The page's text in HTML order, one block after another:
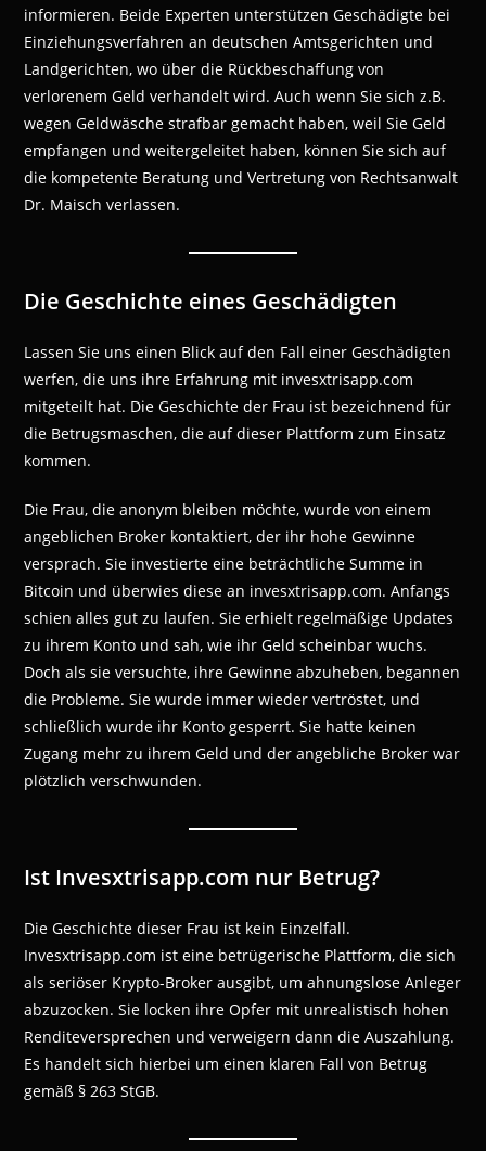
informieren. Beide Experten unterstützen Geschädigte bei
Einziehungsverfahren an deutschen Amtsgerichten und
Landgerichten, wo über die Rückbeschaffung von
verlorenem Geld verhandelt wird. Auch wenn Sie sich z.B.
wegen Geldwäsche strafbar gemacht haben, weil Sie Geld
empfangen und weitergeleitet haben, können Sie sich auf
die kompetente Beratung und Vertretung von Rechtsanwalt
Dr. Maisch verlassen.
Die Geschichte eines Geschädigten
Lassen Sie uns einen Blick auf den Fall einer Geschädigten
werfen, die uns ihre Erfahrung mit invesxtrisapp.com
mitgeteilt hat. Die Geschichte der Frau ist bezeichnend für
die Betrugsmaschen, die auf dieser Plattform zum Einsatz
kommen.
Die Frau, die anonym bleiben möchte, wurde von einem
angeblichen Broker kontaktiert, der ihr hohe Gewinne
versprach. Sie investierte eine beträchtliche Summe in
Bitcoin und überwies diese an invesxtrisapp.com. Anfangs
schien alles gut zu laufen. Sie erhielt regelmäßige Updates
zu ihrem Konto und sah, wie ihr Geld scheinbar wuchs.
Doch als sie versuchte, ihre Gewinne abzuheben, begannen
die Probleme. Sie wurde immer wieder vertröstet, und
schließlich wurde ihr Konto gesperrt. Sie hatte keinen
Zugang mehr zu ihrem Geld und der angebliche Broker war
plötzlich verschwunden.
Ist Invesxtrisapp.com nur Betrug?
Die Geschichte dieser Frau ist kein Einzelfall.
Invesxtrisapp.com ist eine betrügerische Plattform, die sich
als seriöser Krypto-Broker ausgibt, um ahnungslose Anleger
abzuzocken. Sie locken ihre Opfer mit unrealistisch hohen
Renditeversprechen und verweigern dann die Auszahlung.
Es handelt sich hierbei um einen klaren Fall von Betrug
gemäß § 263 StGB.